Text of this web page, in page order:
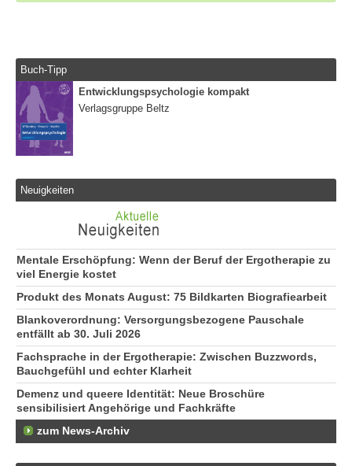
Buch-Tipp
Entwicklungspsychologie kompakt
Verlagsgruppe Beltz
Neuigkeiten
Mentale Erschöpfung: Wenn der Beruf der Ergotherapie zu
viel Energie kostet
Produkt des Monats August: 75 Bildkarten Biografiearbeit
Blankoverordnung: Versorgungsbezogene Pauschale
entfällt ab 30. Juli 2026
Fachsprache in der Ergotherapie: Zwischen Buzzwords,
Bauchgefühl und echter Klarheit
Demenz und queere Identität: Neue Broschüre
sensibilisiert Angehörige und Fachkräfte
zum News-Archiv